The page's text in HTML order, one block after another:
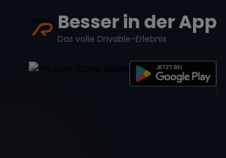
Besser in der App
Das volle Drivable-Erlebnis